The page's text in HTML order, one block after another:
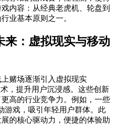
内容：从经典老虎机、轮盘到
业基本原则之一。
来：虚拟现实与移动
赌场逐渐引入虚拟现实
，提升用户沉浸感。这些创新
高的行业竞争力。例如，一些
游戏，吸引年轻用户群体。此
的核心驱动力，便捷的体验助